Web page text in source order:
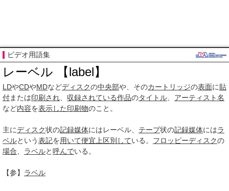
ビデオ用語集
レーベル 【label】
LDやCDやMDなどディスクの中央部や、そのカートリッジの表面に貼
付または印刷され 収録されている作品のタイトル
アーティスト名
など内容を表示した印刷物のこと。
主にディスク状の記録媒体にはレーベル、 テープ状の記録媒体にはラ
ベルという表記を用いて便宜上 区別している。 フロッピーディスクの
場合
ラベルと呼んでいる。
【参】 ラベル